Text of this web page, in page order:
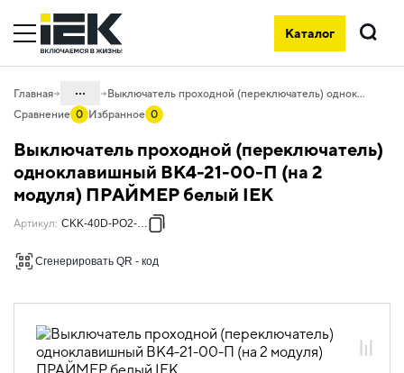
Каталог
Поиск
Главная ...
05. Системы для прокладки кабеля
05.11 Электроустановочные изделия
места и парапетных кабель-каналов
05.11.01 Электроустановочные изделия
05.11.01.01 ЭУИ PRIMER белый
Выключатель проходной (переключатель) одноклавишный ВК4-21-00-П (на 2 модуля) ПРАЙМЕР белый IEK
Сравнение 0 Избранное 0
Выключатель проходной (переключатель)
одноклавишный ВК4-21-00-П (на 2
модуля) ПРАЙМЕР белый IEK
Артикул: CKK-40D-PO2-K01
Сгенерировать QR - код